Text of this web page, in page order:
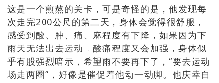
这是一个煎熬的关卡，可是奇怪的是，他发现每
次走完200公尺的第二天，身体会觉得很舒服，
感受到酸、肿、痛、麻程度有下降，如果因为下
雨天无法出去运动，酸痛程度又会加强，身体似
乎有股强烈暗示，希望雨不要再下了，“要去运动
场走两圈”，好像是催促着他动一动脚。他庆幸自